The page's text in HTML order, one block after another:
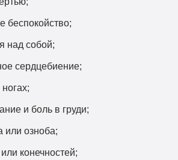
беспокойство;
над собой;
сердцебиение;
и боль в груди;
озноба;
конечностей;